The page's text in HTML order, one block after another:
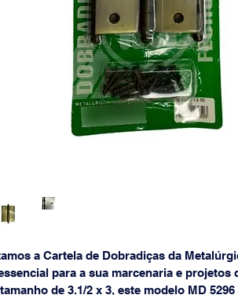
a Cartela de Dobradiças da
para a sua marcenaria e projetos
de 3.1/2 x 3, este modelo MD